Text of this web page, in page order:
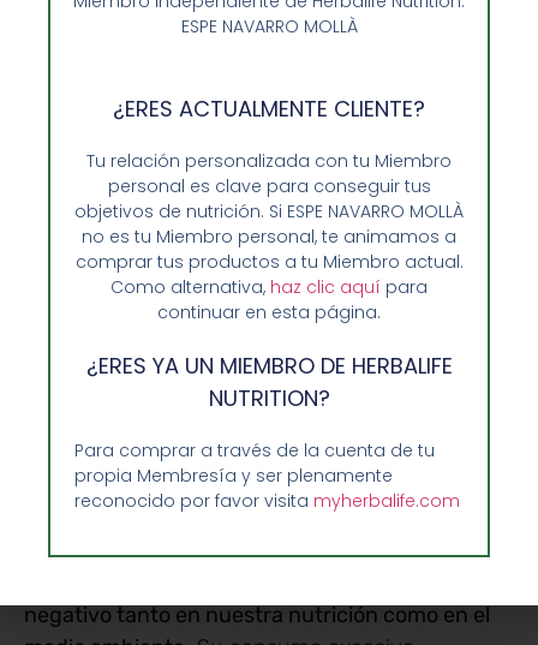
prepararlas con anticipación te ayudará a
conveniencia. Dedica tiempo a la
compras que incluya alimentos frescos y
saludables.
Apoyar la agricultura sostenible:Busca
alimentos orgánicos y de agricultura
regenerativa que se produzcan de manera
sostenible y respetuosa con el medio
ambiente. Al elegir productos certificados,
estás respaldando prácticas agrícolas que
biodiversidad y la conservación de los
recursos naturales.
negativo tanto en nuestra nutrición como en el
ESPE NAVARRO MOLLÀ
¿ERES ACTUALMENTE CLIENTE?
Tu relación personalizada con tu Miembro
personal es clave para conseguir tus
objetivos de nutrición. Si ESPE NAVARRO MOLLÀ
no es tu Miembro personal, te animamos a
comprar tus productos a tu Miembro actual.
Como alternativa, haz clic aquí para
continuar en esta página.
¿ERES YA UN MIEMBRO DE HERBALIFE
NUTRITION?
Para comprar a través de la cuenta de tu
propia Membresía y ser plenamente
reconocido por favor visita myherbalife.com